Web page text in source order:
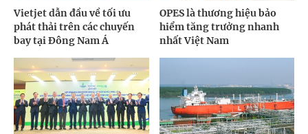
Vietjet dẫn đầu về tối ưu
phát thải trên các chuyến
bay tại Đông Nam Á
OPES là thương hiệu bảo
hiểm tăng trưởng nhanh
nhất Việt Nam